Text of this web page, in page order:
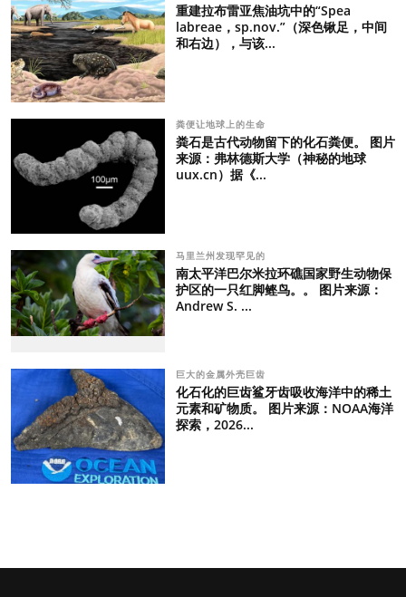
重建拉布雷亚焦油坑中的“Spea
labreae，sp.nov.”（深色锹足，中间
和右边），与该...
粪便让地球上的生命
粪石是古代动物留下的化石粪便。 图片
来源：弗林德斯大学（神秘的地球
uux.cn）据《...
马里兰州发现罕见的
南太平洋巴尔米拉环礁国家野生动物保
护区的一只红脚鲣鸟。。 图片来源：
Andrew S. ...
巨大的金属外壳巨齿
化石化的巨齿鲨牙齿吸收海洋中的稀土
元素和矿物质。 图片来源：NOAA海洋
探索，2026...